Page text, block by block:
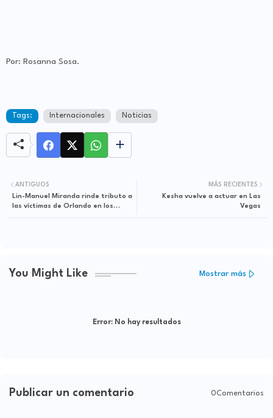
Por: Rosanna Sosa.
Tags: Internacionales Noticias
MÁS RECIENTES
Kesha vuelve a actuar en Las
Vegas
ANTIGUOS
Lin-Manuel Miranda rinde tributo a
las víctimas de Orlando en los
You Might Like Mostrar más
Error:No hay resultados
Publicar un comentario 0Comentarios